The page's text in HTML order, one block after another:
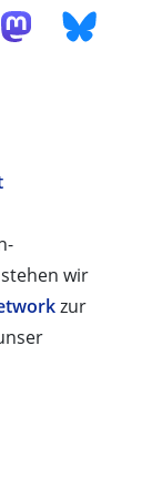
wir
zur